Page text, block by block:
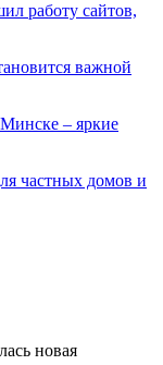
работу сайтов,
важной
– яркие
частных домов и
новая